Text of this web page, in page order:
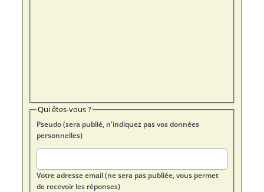
Qui êtes-vous ?
Pseudo (sera publié, n'indiquez pas vos données
personnelles)
Votre adresse email (ne sera pas publiée, vous permet
de recevoir les réponses)